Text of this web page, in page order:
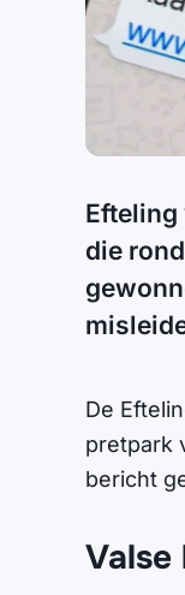
Efteling
die
De
pretpark
bericht
Valse